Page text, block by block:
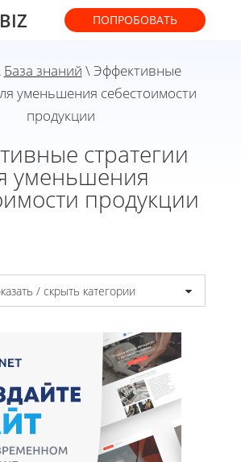
ПОПРОБОВАТЬ
База знаний \ Эффективные
уменьшения себестоимости
продукции
стратегии
уменьшения
продукции
/ скрыть категории